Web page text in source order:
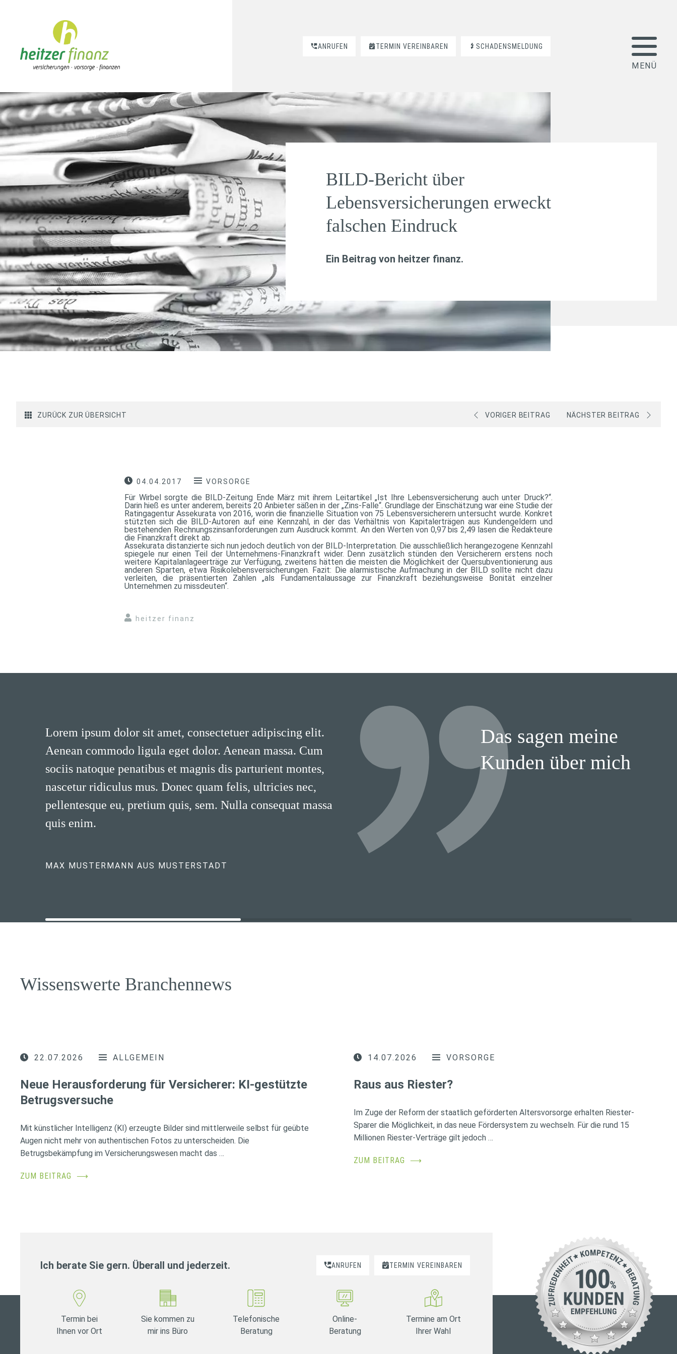
ANRUFEN TERMIN VEREINBAREN SCHADENSMELDUNG
BILD-Bericht über
Lebensversicherungen erweckt
falschen Eindruck
Ein Beitrag von heitzer finanz.
ZURÜCK ZUR ÜBERSICHT VORIGER BEITRAG NÄCHSTER BEITRAG
04.04.2017 VORSORGE
Für Wirbel sorgte die BILD-Zeitung Ende März mit ihrem Leitartikel „Ist Ihre Lebensversicherung auch unter Druck?“.
Darin hieß es unter anderem, bereits 20 Anbieter säßen in der „Zins-Falle“. Grundlage der Einschätzung war eine Studie der
Ratingagentur Assekurata von 2016, worin die finanzielle Situation von 75 Lebensversicherern untersucht wurde. Konkret
stützten sich die BILD-Autoren auf eine Kennzahl, in der das Verhältnis von Kapitalerträgen aus Kundengeldern und
bestehenden Rechnungszinsanforderungen zum Ausdruck kommt. An den Werten von 0,97 bis 2,49 lasen die Redakteure
die Finanzkraft direkt ab.
Assekurata distanzierte sich nun jedoch deutlich von der BILD-Interpretation. Die ausschließlich herangezogene Kennzahl
spiegele nur einen Teil der Unternehmens-Finanzkraft wider. Denn zusätzlich stünden den Versicherern erstens noch
weitere Kapitalanlageerträge zur Verfügung, zweitens hätten die meisten die Möglichkeit der Quersubventionierung aus
anderen Sparten, etwa Risikolebensversicherungen. Fazit: Die alarmistische Aufmachung in der BILD sollte nicht dazu
verleiten, die präsentierten Zahlen „als Fundamentalaussage zur Finanzkraft beziehungsweise Bonität einzelner
Unternehmen zu missdeuten“.
heitzer finanz
Das sagen meine
Kunden über mich
Lorem ipsum dolor sit amet, consectetuer adipiscing elit.
Aenean commodo ligula eget dolor. Aenean massa. Cum
sociis natoque penatibus et magnis dis parturient montes,
nascetur ridiculus mus. Donec quam felis, ultricies nec,
pellentesque eu, pretium quis, sem. Nulla consequat massa
quis enim.
MAX MUSTERMANN AUS MUSTERSTADT
Wissenswerte Branchennews
22.07.2026 ALLGEMEIN
Neue Herausforderung für Versicherer: KI-gestützte
Betrugsversuche
Mit künstlicher Intelligenz (KI) erzeugte Bilder sind mittlerweile selbst für geübte
Augen nicht mehr von authentischen Fotos zu unterscheiden. Die
Betrugsbekämpfung im Versicherungswesen macht das …
ZUM BEITRAG ⟶
14.07.2026 VORSORGE
Raus aus Riester?
Im Zuge der Reform der staatlich geförderten Altersvorsorge erhalten Riester-
Sparer die Möglichkeit, in das neue Fördersystem zu wechseln. Für die rund 15
Millionen Riester-Verträge gilt jedoch …
ZUM BEITRAG ⟶
Ich berate Sie gern. Überall und jederzeit. ANRUFEN TERMIN VEREINBAREN
Termin bei
Ihnen vor Ort
Sie kommen zu
mir ins Büro
Telefonische
Beratung
Online-
Beratung
Termine am Ort
Ihrer Wahl